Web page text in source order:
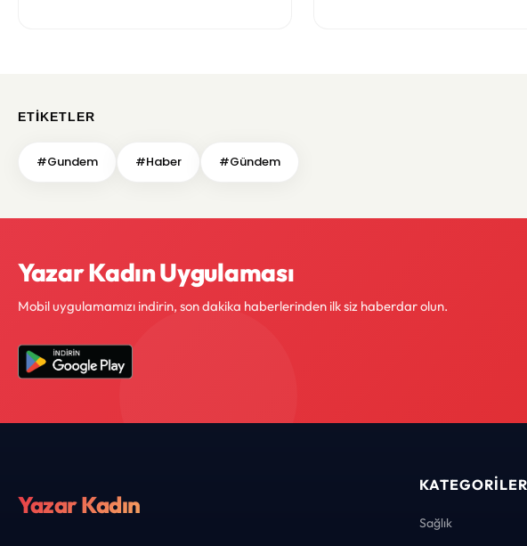
ETIKETLER
#Gundem #Haber #Gündem
Yazar Kadın Uygulaması
Mobil uygulamamızı indirin, son dakika haberlerinden ilk siz haberdar olun.
Yazar Kadın
KATEGORILER
Sağlık